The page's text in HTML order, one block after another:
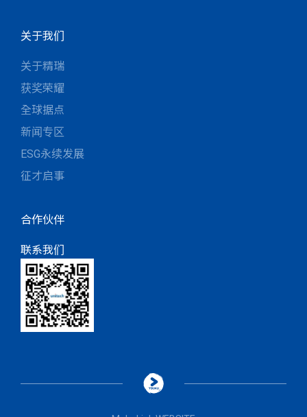
关于我们
关于精瑞
获奖荣耀
全球据点
新闻专区
ESG永续发展
征才启事
合作伙伴
联系我们